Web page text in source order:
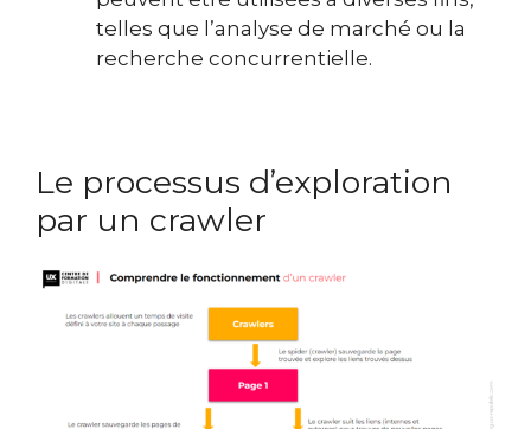
telles que l’analyse de marché ou la
recherche concurrentielle.
Le processus d’exploration
par un crawler